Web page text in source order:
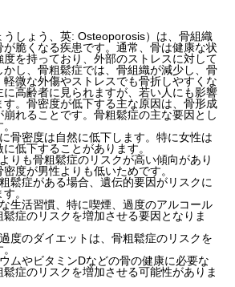
しょう、英: Osteoporosis）は、骨組織
脆くなる疾患です。通常、骨は健康な状
を持っており、外部のストレスに対して
し、骨粗鬆症では、骨組織が減少し、骨
微な外傷やストレスでも骨折しやすくな
に高齢者に見られますが、若い人にも影響
。骨密度が低下する主な原因は、骨形成
れることです。骨粗鬆症の主な要因とし
骨密度は自然に低下します。特に女性は
低下することがあります。
りも骨粗鬆症のリスクが高い傾向があり
度が男性よりも低いためです。
鬆症がある場合、遺伝的要因がリスクに
。
生活習慣、特に喫煙、過度のアルコール
症のリスクを増加させる要因となりま
度のダイエットは、骨粗鬆症のリスクを
ムやビタミンDなどの骨の健康に必要な
症のリスクを増加させる可能性がありま